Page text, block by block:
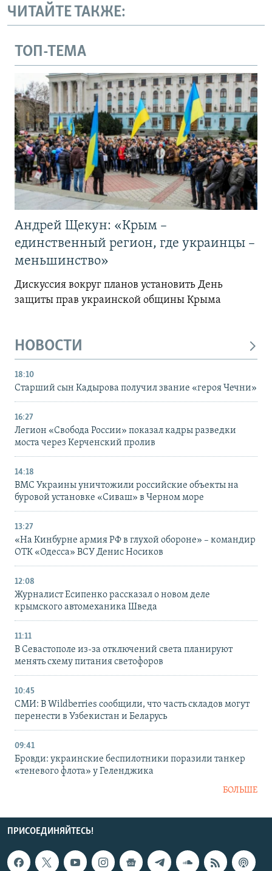
ЧИТАЙТЕ ТАКЖЕ:
ТОП-ТЕМА
Андрей Щекун: «Крым –
единственный регион, где украинцы –
меньшинство»
Дискуссия вокруг планов установить День
защиты прав украинской общины Крыма
НОВОСТИ
18:10
Старший сын Кадырова получил звание «героя Чечни»
16:27
Легион «Свобода России» показал кадры разведки
моста через Керченский пролив
14:18
ВМС Украины уничтожили российские объекты на
буровой установке «Сиваш» в Черном море
13:27
«На Кинбурне армия РФ в глухой обороне» – командир
ОТК «Одесса» ВСУ Денис Носиков
12:08
Журналист Есипенко рассказал о новом деле
крымского автомеханика Шведа
11:11
В Севастополе из-за отключений света планируют
менять схему питания светофоров
10:45
СМИ: В Wildberries сообщили, что часть складов могут
перенести в Узбекистан и Беларусь
09:41
Бровди: украинские беспилотники поразили танкер
«теневого флота» у Геленджика
БОЛЬШЕ
ПРИСОЕДИНЯЙТЕСЬ!